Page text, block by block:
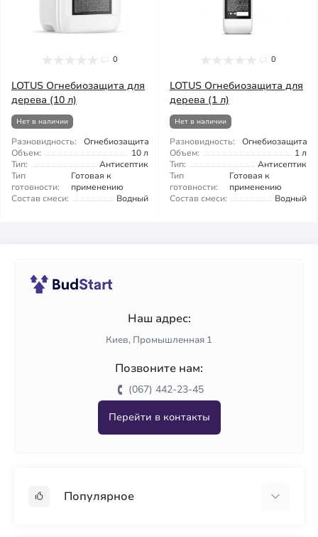
0
LOTUS Огнебиозащита для
дерева (10 л)
Нет в наличии
Разновидность:
Огнебиозащита
Объем:
10 л
Тип:
Антисептик
Тип
готовности:
Готовая к
применению
Состав смеси:
Водный
0
LOTUS Огнебиозащита для
дерева (1 л)
Нет в наличии
Разновидность:
Огнебиозащита
Объем:
1 л
Тип:
Антисептик
Тип
готовности:
Готовая к
применению
Состав смеси:
Водный
Наш адрес:
Киев, Промышленная 1
Позвоните нам:
(067) 442-23-45
Перейти в контакты
Популярное